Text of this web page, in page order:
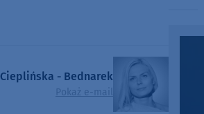
- Bednarek
Pokaż e-mail